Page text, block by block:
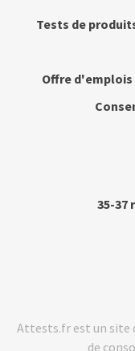
Tests de
Offre d'emplois
35-37
Attests.fr est un site
de